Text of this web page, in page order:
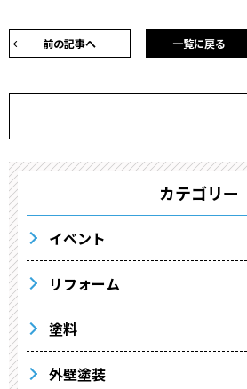
前の記事へ 一覧に戻る
カテゴリー
イベント
リフォーム
塗料
外壁塗装